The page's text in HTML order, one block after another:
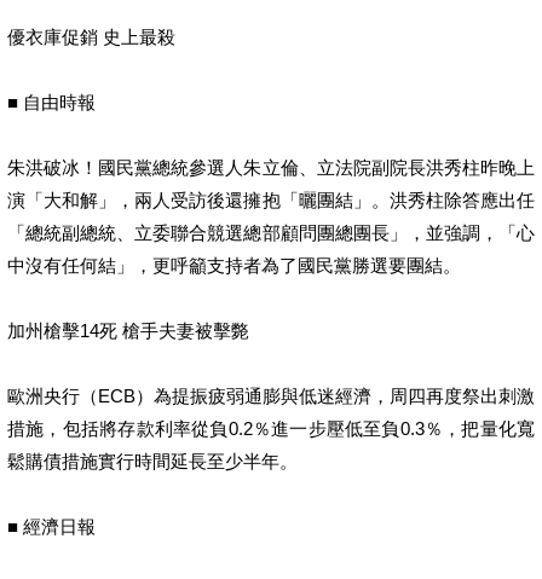
優衣庫促銷 史上最殺
■ 自由時報
朱洪破冰！國民黨總統參選人朱立倫、立法院副院長洪秀柱昨晚上
演「大和解」，兩人受訪後還擁抱「曬團結」。洪秀柱除答應出任
「總統副總統、立委聯合競選總部顧問團總團長」，並強調，「心
中沒有任何結」，更呼籲支持者為了國民黨勝選要團結。
加州槍擊14死 槍手夫妻被擊斃
歐洲央行（ECB）為提振疲弱通膨與低迷經濟，周四再度祭出刺激
措施，包括將存款利率從負0.2％進一步壓低至負0.3％，把量化寬
鬆購債措施實行時間延長至少半年。
■ 經濟日報